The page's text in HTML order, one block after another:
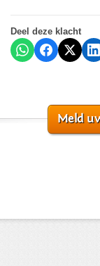
Deel deze klacht
Meld